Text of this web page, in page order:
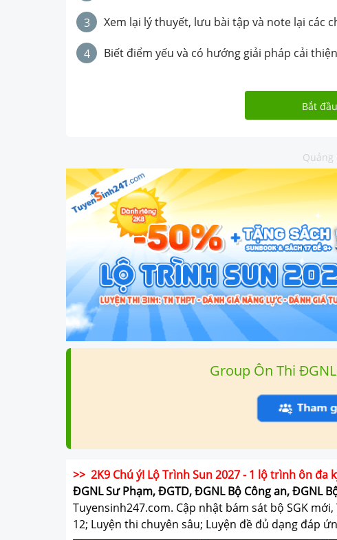
3 Xem lại lý thuyết, lưu bài tập và note lại các
4 Biết điểm yếu và có hướng giải pháp cải thiện
Bắt đầu
Quảng
Group Ôn Thi
>> 2K9 Chú ý! Lộ Trình Sun 2027 - 1 lộ trình ôn đa
ĐGNL Sư Phạm, ĐGTD, ĐGNL Bộ Công an, ĐGNL
Tuyensinh247.com. Cập nhật bám sát bộ SGK
12; Luyện thi chuyên sâu; Luyện đề đủ dạng đáp